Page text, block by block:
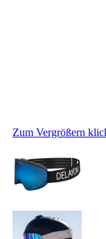
Zum Vergrößern